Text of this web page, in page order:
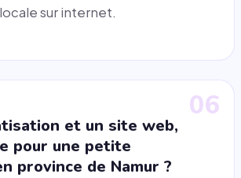
sur internet.
06
et un site web,
pour une petite
province de Namur ?